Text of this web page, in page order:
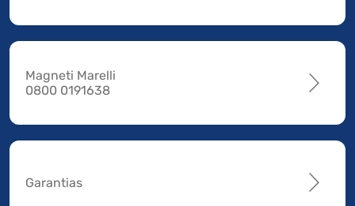
Magneti Marelli
0800 0191638
Garantias